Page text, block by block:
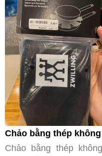
Chảo bằng thép
Chảo bằng thép